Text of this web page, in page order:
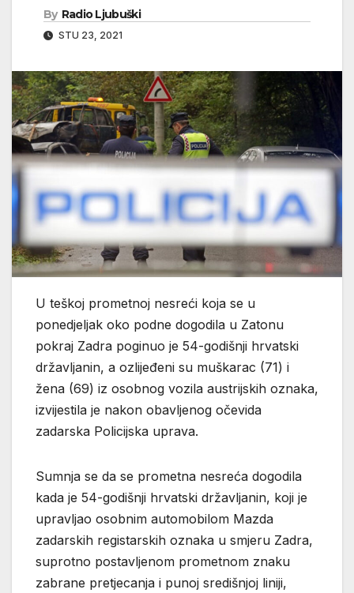
By Radio Ljubuški
STU 23, 2021
U teškoj prometnoj nesreći koja se u
ponedjeljak oko podne dogodila u Zatonu
pokraj Zadra poginuo je 54-godišnji hrvatski
državljanin, a ozlijeđeni su muškarac (71) i
žena (69) iz osobnog vozila austrijskih oznaka,
izvijestila je nakon obavljenog očevida
zadarska Policijska uprava.
Sumnja se da se prometna nesreća dogodila
kada je 54-godišnji hrvatski državljanin, koji je
upravljao osobnim automobilom Mazda
zadarskih registarskih oznaka u smjeru Zadra,
suprotno postavljenom prometnom znaku
zabrane pretjecanja i punoj središnjoj liniji,